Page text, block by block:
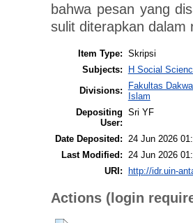
bahwa pesan yang
sulit diterapkan dalam
Item Type: Skripsi
Subjects:
H Social
Divisions:
Fakultas
Islam
Depositing
User:
Sri YF
Date Deposited:
24 Jun 2026
Last Modified:
24 Jun 2026
URI: http://idr.uin-
Actions (login